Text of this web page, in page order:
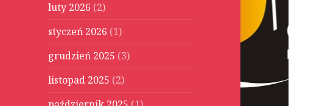
luty 2026 (2)
styczeń 2026 (1)
grudzień 2025 (3)
listopad 2025 (2)